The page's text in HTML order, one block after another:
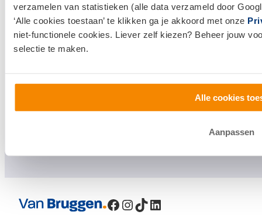
verzamelen van statistieken (alle data verzameld door
‘Alle cookies toestaan’ te klikken ga je akkoord met onze
niet-functionele cookies. Liever zelf kiezen? Beheer jouw
selectie te maken.
Alle cookies
Aanpassen
Bezoek eenvestigingbij jou in de buurt, of neem
contact met ons op.
0800 1600
Facebook
Instagram
TikTok
LinkedIn